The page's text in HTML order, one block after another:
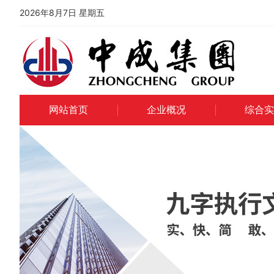
2026年8月7日 星期五
网站首页 企业概况 综合